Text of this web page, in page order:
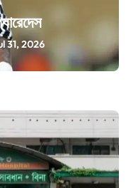
31, 2026